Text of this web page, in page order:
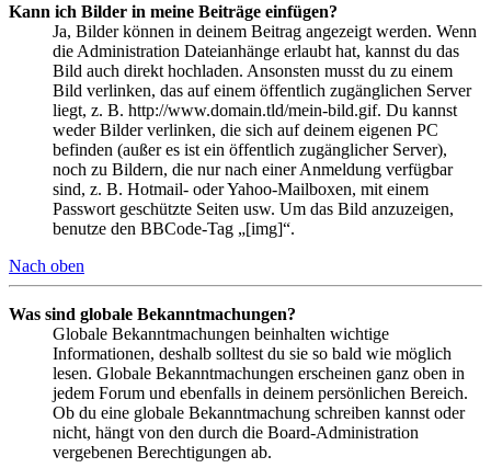
Kann ich Bilder in meine Beiträge einfügen?
Ja, Bilder können in deinem Beitrag angezeigt werden. Wenn
die Administration Dateianhänge erlaubt hat, kannst du das
Bild auch direkt hochladen. Ansonsten musst du zu einem
Bild verlinken, das auf einem öffentlich zugänglichen Server
liegt, z. B. http://www.domain.tld/mein-bild.gif. Du kannst
weder Bilder verlinken, die sich auf deinem eigenen PC
befinden (außer es ist ein öffentlich zugänglicher Server),
noch zu Bildern, die nur nach einer Anmeldung verfügbar
sind, z. B. Hotmail- oder Yahoo-Mailboxen, mit einem
Passwort geschützte Seiten usw. Um das Bild anzuzeigen,
benutze den BBCode-Tag „[img]“.
Nach oben
Was sind globale Bekanntmachungen?
Globale Bekanntmachungen beinhalten wichtige
Informationen, deshalb solltest du sie so bald wie möglich
lesen. Globale Bekanntmachungen erscheinen ganz oben in
jedem Forum und ebenfalls in deinem persönlichen Bereich.
Ob du eine globale Bekanntmachung schreiben kannst oder
nicht, hängt von den durch die Board-Administration
vergebenen Berechtigungen ab.